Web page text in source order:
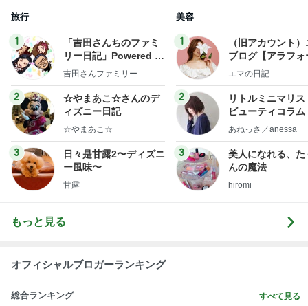
旅行
1
「吉田さんちのファミ
リー日記」Powered b
y Ameba 吉田さんファ
ログ
吉田さんファミリー
2
☆やまあこ☆さんのデ
ィズニー日記
☆やまあこ☆
3
日々是甘露2〜ディズニ
ー風味〜
甘露
美容
1
（旧アカウント
ブログ【アラフォ
社売却セカンドラ
エマの日記
2
リトルミニマリス
ビューティコラ
little
あねっさ／anessa
3
美人になれる、た
んの魔法
hiromi
もっと見る
オフィシャルブロガーランキング
総合ランキング すべて見る